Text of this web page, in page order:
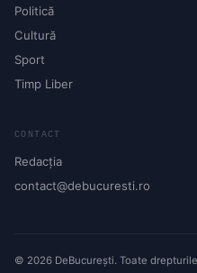
Politică
Cultură
Sport
Timp Liber
CONTACT
Redacția
contact@debucuresti.ro
© 2026 DeBucurești. Toate